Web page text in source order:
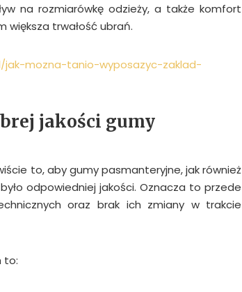
na rozmiarówkę odzieży, a także komfort
większa trwałość ubrań.
mozna-tanio-wyposazyc-zaklad-
jakości gumy
to, aby gumy pasmanteryjne, jak również
odpowiedniej jakości. Oznacza to przede
oraz brak ich zmiany w trakcie
to: